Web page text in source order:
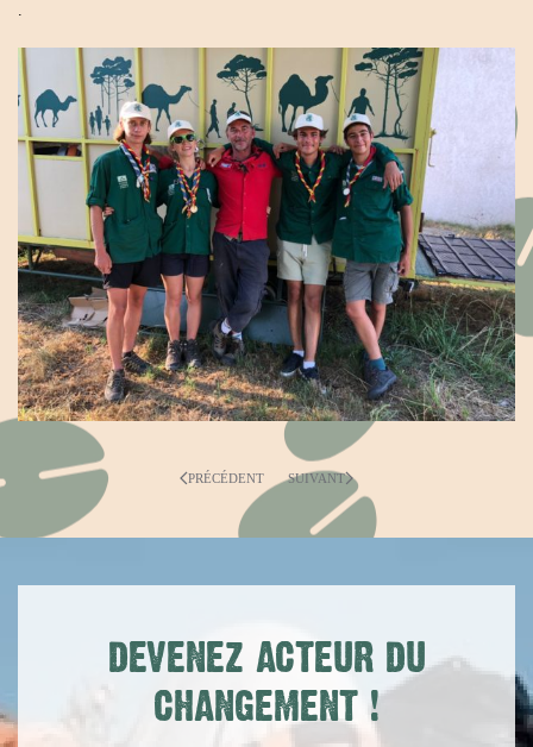
.
PRÉCÉDENT SUIVANT
DEVENEZ ACTEUR DU
CHANGEMENT !